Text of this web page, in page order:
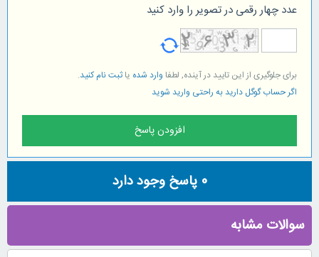
عدد چهار رقمی در تصویر را وارد کنید
برای جلوگیری از این تایید در آینده, لطفا وارد شده یاثبت نام کنید.
اگر حساب گوگل دارید به راحتی وارید شوید
0 پاسخ وجود دارد
سوالات مشابه